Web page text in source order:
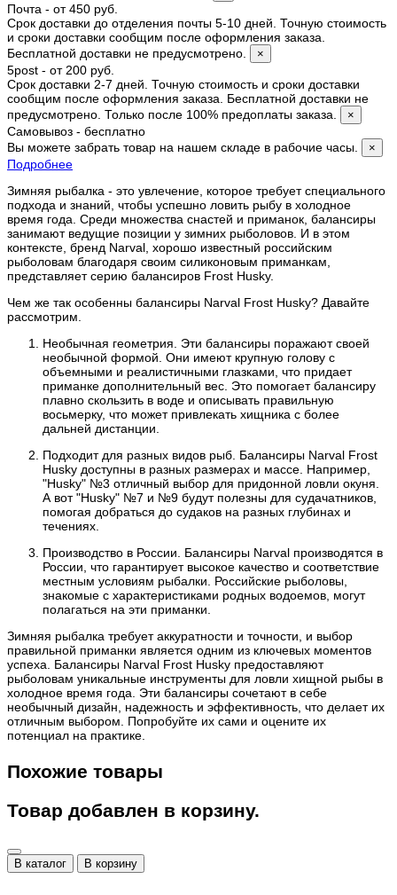
Почта - от 450 руб.
Срок доставки до отделения почты 5-10 дней. Точную стоимость
и сроки доставки сообщим после оформления заказа.
Бесплатной доставки не предусмотрено.
×
5post - от 200 руб.
Срок доставки 2-7 дней. Точную стоимость и сроки доставки
сообщим после оформления заказа. Бесплатной доставки не
предусмотрено. Только после 100% предоплаты заказа.
×
Самовывоз - бесплатно
Вы можете забрать товар на нашем складе в рабочие часы.
×
Подробнее
Зимняя рыбалка - это увлечение, которое требует специального
подхода и знаний, чтобы успешно ловить рыбу в холодное
время года. Среди множества снастей и приманок, балансиры
занимают ведущие позиции у зимних рыболовов. И в этом
контексте, бренд Narval, хорошо известный российским
рыболовам благодаря своим силиконовым приманкам,
представляет серию балансиров Frost Husky.
Чем же так особенны балансиры Narval Frost Husky? Давайте
рассмотрим.
Необычная геометрия. Эти балансиры поражают своей
необычной формой. Они имеют крупную голову с
объемными и реалистичными глазками, что придает
приманке дополнительный вес. Это помогает балансиру
плавно скользить в воде и описывать правильную
восьмерку, что может привлекать хищника с более
дальней дистанции.
Подходит для разных видов рыб. Балансиры Narval Frost
Husky доступны в разных размерах и массе. Например,
"Husky" №3 отличный выбор для придонной ловли окуня.
А вот "Husky" №7 и №9 будут полезны для судачатников,
помогая добраться до судаков на разных глубинах и
течениях.
Производство в России. Балансиры Narval производятся в
России, что гарантирует высокое качество и соответствие
местным условиям рыбалки. Российские рыболовы,
знакомые с характеристиками родных водоемов, могут
полагаться на эти приманки.
Зимняя рыбалка требует аккуратности и точности, и выбор
правильной приманки является одним из ключевых моментов
успеха. Балансиры Narval Frost Husky предоставляют
рыболовам уникальные инструменты для ловли хищной рыбы в
холодное время года. Эти балансиры сочетают в себе
необычный дизайн, надежность и эффективность, что делает их
отличным выбором. Попробуйте их сами и оцените их
потенциал на практике.
Похожие товары
Товар добавлен в корзину.
В каталог В корзину